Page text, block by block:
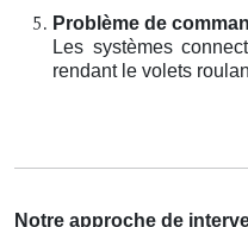
Problème de
Les systèmes
rendant le volets
Notre approche de